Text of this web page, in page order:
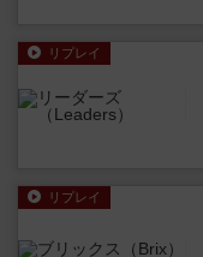
リプレイ
リプレイ